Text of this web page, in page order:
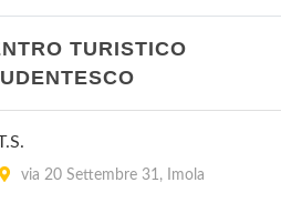
via Cipriani 25, Bologna
TURISTICO
via 20 Settembre 31, Imola